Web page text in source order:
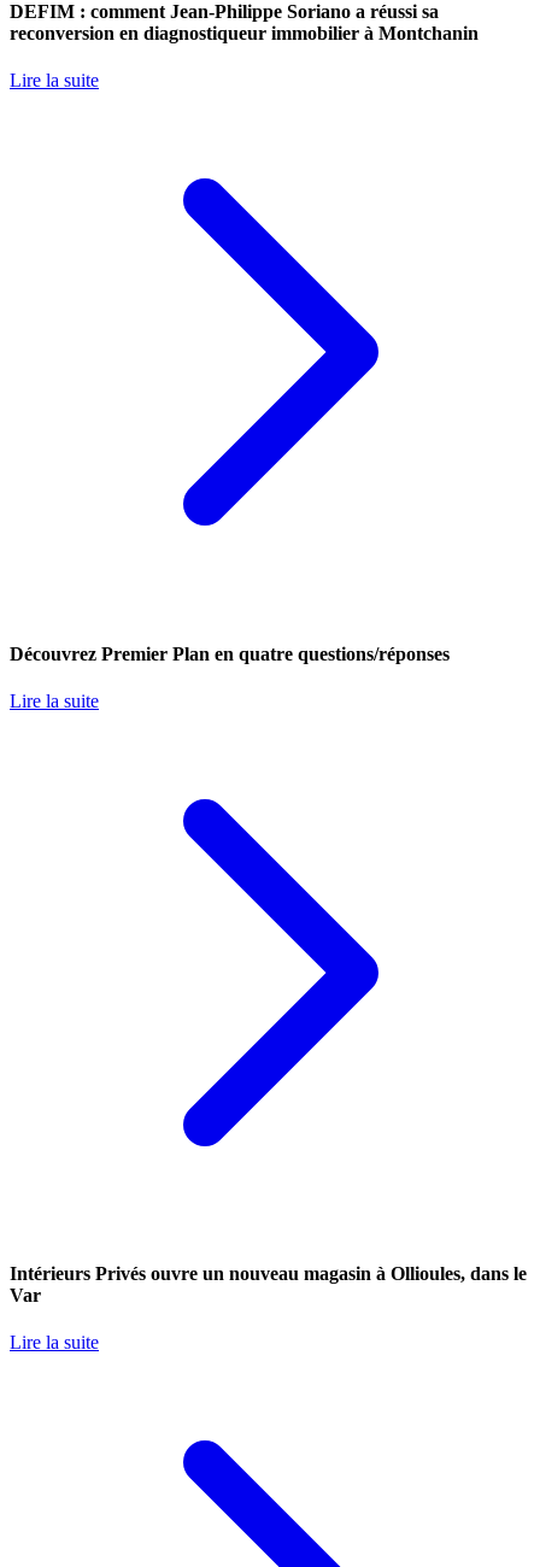
DEFIM : comment Jean-Philippe Soriano a réussi sa
reconversion en diagnostiqueur immobilier à Montchanin
Lire la suite
Découvrez Premier Plan en quatre questions/réponses
Lire la suite
Intérieurs Privés ouvre un nouveau magasin à Ollioules, dans le
Var
Lire la suite